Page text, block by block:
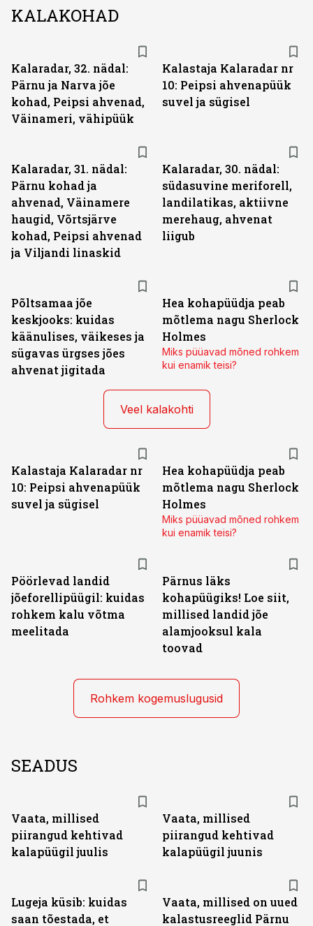
KALAKOHAD
Kalaradar, 32. nädal:
Pärnu ja Narva jõe
kohad, Peipsi ahvenad,
Väinameri, vähipüük
Kalastaja Kalaradar nr
10: Peipsi ahvenapüük
suvel ja sügisel
Kalaradar, 31. nädal:
Pärnu kohad ja
ahvenad, Väinamere
haugid, Võrtsjärve
kohad, Peipsi ahvenad
ja Viljandi linaskid
Kalaradar, 30. nädal:
südasuvine meriforell,
landilatikas, aktiivne
merehaug, ahvenat
liigub
Põltsamaa jõe
keskjooks: kuidas
käänulises, väikeses ja
sügavas ürgses jões
ahvenat jigitada
Hea kohapüüdja peab
mõtlema nagu Sherlock
Holmes
Miks püüavad mõned rohkem
kui enamik teisi?
Veel kalakohti
Kalastaja Kalaradar nr
10: Peipsi ahvenapüük
suvel ja sügisel
Hea kohapüüdja peab
mõtlema nagu Sherlock
Holmes
Miks püüavad mõned rohkem
kui enamik teisi?
Pöörlevad landid
jõeforellipüügil: kuidas
rohkem kalu võtma
meelitada
Pärnus läks
kohapüügiks! Loe siit,
millised landid jõe
alamjooksul kala
toovad
Rohkem kogemuslugusid
SEADUS
Vaata, millised
piirangud kehtivad
kalapüügil juulis
Vaata, millised
piirangud kehtivad
kalapüügil juunis
Lugeja küsib: kuidas
saan tõestada, et
Vaata, millised on uued
kalastusreeglid Pärnu